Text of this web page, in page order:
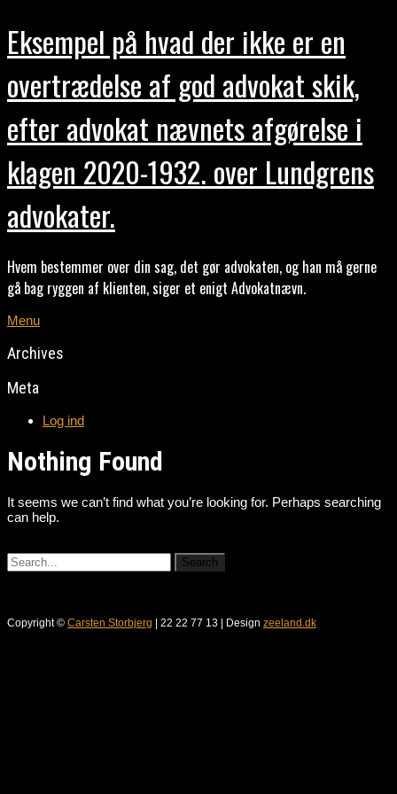
Eksempel på hvad der ikke er en
overtrædelse af god advokat skik,
efter advokat nævnets afgørelse i
klagen 2020-1932. over Lundgrens
advokater.
Hvem bestemmer over din sag, det gør advokaten, og han må gerne
gå bag ryggen af klienten, siger et enigt Advokatnævn.
Menu
Archives
Meta
Log ind
Nothing Found
It seems we can’t find what you’re looking for. Perhaps searching
can help.
Copyright © Carsten Storbjerg | 22 22 77 13 | Design zeeland.dk